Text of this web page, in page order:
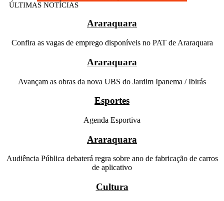
ÚLTIMAS NOTÍCIAS
Araraquara
Confira as vagas de emprego disponíveis no PAT de Araraquara
Araraquara
Avançam as obras da nova UBS do Jardim Ipanema / Ibirás
Esportes
Agenda Esportiva
Araraquara
Audiência Pública debaterá regra sobre ano de fabricação de carros
de aplicativo
Cultura